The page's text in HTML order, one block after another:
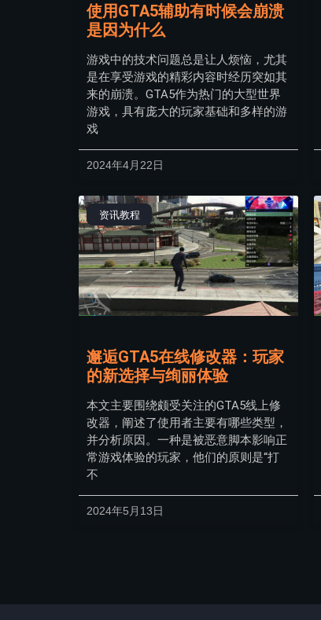
使用GTA5辅助有时候会崩溃
是因为什么
游戏中的技术问题总是让人烦恼，尤其
是在享受游戏的精彩内容时经历突如其
来的崩溃。GTA5作为热门的大型世界
游戏，具有庞大的玩家基础和多样的游
戏
2024年4月22日
资讯教程
邂逅GTA5在线修改器：玩家
的新选择与绚丽体验
本文主要围绕颇受关注的GTA5线上修
改器，阐述了使用者主要有哪些类型，
并分析原因。一种是被恶意脚本影响正
常游戏体验的玩家，他们的原则是“打
不
2024年5月13日